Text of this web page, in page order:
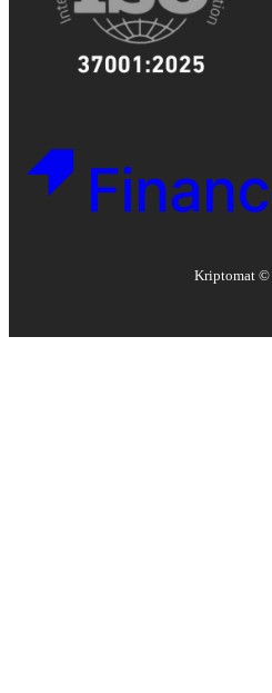
Kriptomat ©